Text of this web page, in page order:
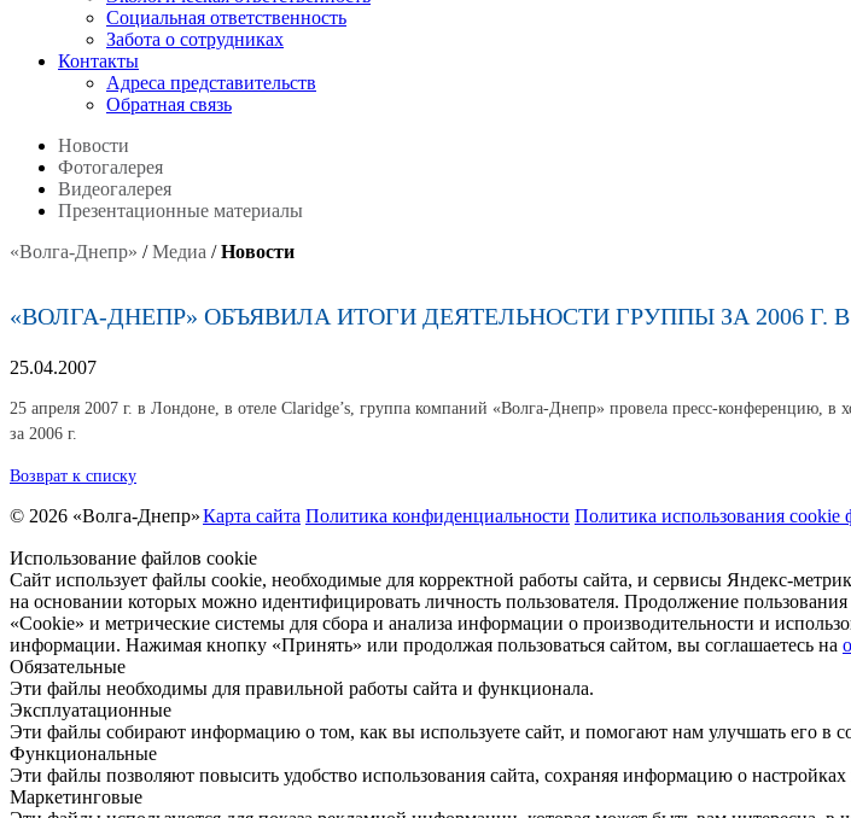
Социальная ответственность
Забота о сотрудниках
Контакты
Адреса представительств
Обратная связь
Новости
Фотогалерея
Видеогалерея
Презентационные материалы
«Волга-Днепр» /Медиа /Новости
«ВОЛГА-ДНЕПР» ОБЪЯВИЛА ИТОГИ ДЕЯТЕЛЬНОСТИ ГРУППЫ ЗА 2006 Г.
25.04.2007
25 апреля 2007 г. в Лондоне, в отеле Claridge’s, группа компаний «Волга-Днепр» провела пресс-конференцию,
за 2006 г.
Возврат к списку
© 2026 «Волга-Днепр»Карта сайта Политика конфиденциальности Политика использования cookie
Использование файлов cookie
Сайт использует файлы cookie, необходимые для корректной работы сайта, и сервисы Яндекс-
на основании которых можно идентифицировать личность пользователя. Продолжение
«Cookie» и метрические системы для сбора и анализа информации о производительности и
информации. Нажимая кнопку «Принять» или продолжая пользоваться сайтом, вы соглашаетесь на
Обязательные
Эти файлы необходимы для правильной работы сайта и функционала.
Эксплуатационные
Эти файлы собирают информацию о том, как вы используете сайт, и помогают нам улучшать его в
Функциональные
Эти файлы позволяют повысить удобство использования сайта, сохраняя информацию о настройках
Маркетинговые